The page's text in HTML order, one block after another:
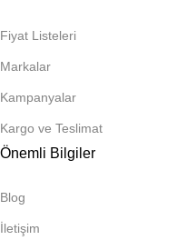
Fiyat Listeleri
Markalar
Kampanyalar
Kargo ve Teslimat
Önemli Bilgiler
Blog
İletişim